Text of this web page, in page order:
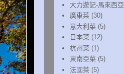
大力遊記-馬來西亞
廣東菜 (30)
意大利菜 (5)
日本菜 (12)
杭州菜 (1)
東南亞菜 (5)
法國菜 (5)